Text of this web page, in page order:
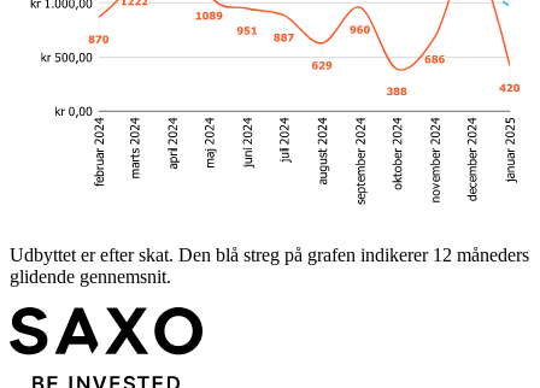
Udbyttet er efter skat. Den blå streg på grafen indikerer 12 måneders
glidende gennemsnit.